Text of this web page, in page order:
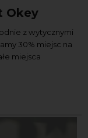
Okey
z wytycznymi
30% miejsc na
miejsca
Jest Okey